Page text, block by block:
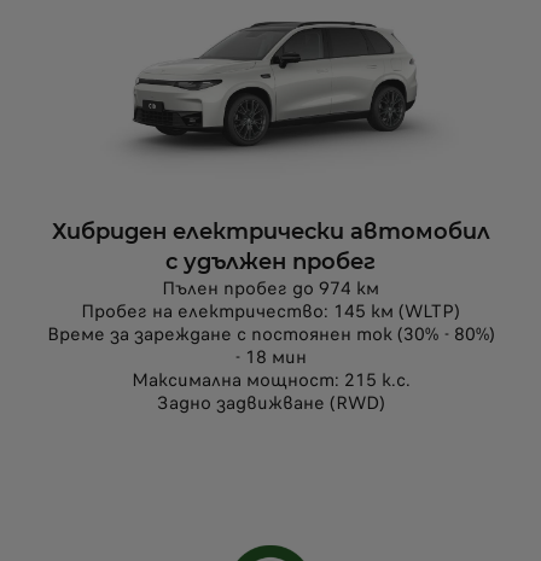
Хибриден електрически автомобил
с удължен пробег
Пълен пробег до 974 км
Пробег на електричество: 145 км (WLTP)
Време за зареждане с постоянен ток (30% - 80%)
- 18 мин
Максимална мощност: 215 к.с.
Задно задвижване (RWD)